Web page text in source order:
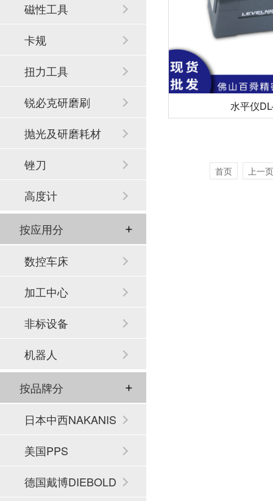
水平仪
首页 上一页
磁性工具
卡规
扭力工具
锐必克研磨刷
抛光及研磨耗材
锉刀
高度计
按应用分
数控车床
加工中心
非标设备
机器人
按品牌分
日本中西NAKANIS
HI
美国PPS
德国戴博DIEBOLD